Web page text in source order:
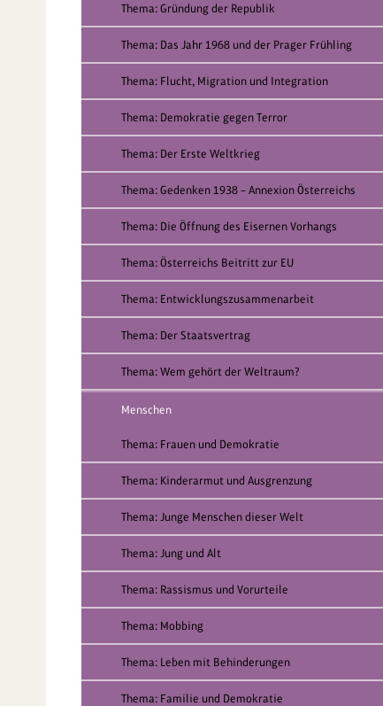
Thema: Gründung der Republik
Thema: Das Jahr 1968 und der Prager Frühling
Thema: Flucht, Migration und Integration
Thema: Demokratie gegen Terror
Thema: Der Erste Weltkrieg
Thema: Gedenken 1938 – Annexion Österreichs
Thema: Die Öffnung des Eisernen Vorhangs
Thema: Österreichs Beitritt zur EU
Thema: Entwicklungszusammenarbeit
Thema: Der Staatsvertrag
Thema: Wem gehört der Weltraum?
Menschen
Thema: Frauen und Demokratie
Thema: Kinderarmut und Ausgrenzung
Thema: Junge Menschen dieser Welt
Thema: Jung und Alt
Thema: Rassismus und Vorurteile
Thema: Mobbing
Thema: Leben mit Behinderungen
Thema: Familie und Demokratie